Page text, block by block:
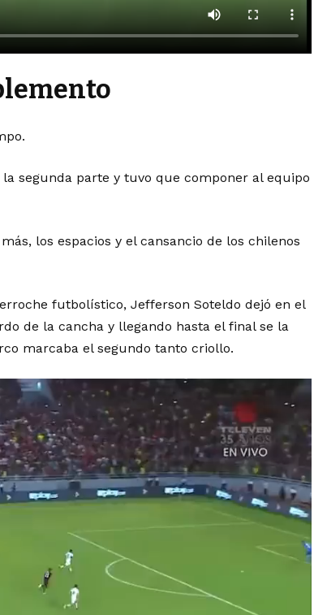
segunda parte y tuvo que componer al equipo
los espacios y el cansancio de los chilenos
futbolístico, Jefferson Soteldo dejó en el
de la cancha y llegando hasta el final se la
marcaba el segundo tanto criollo.